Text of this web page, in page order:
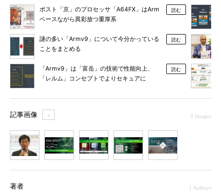
ポスト「京」のプロセッサ「A64FX」はArm
ベースながら異彩放つ重厚系
読む
謎の多い「Armv9」について今分かっている
ことをまとめる
読む
「Armv9」は「富岳」の技術で性能向上、
「レルム」コンセプトでよりセキュアに
読む
記事画像 ＋ 5 Images
著者 1 Authors